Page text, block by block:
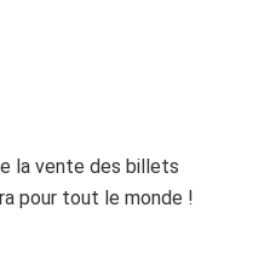
la vente des billets
pour tout le monde !